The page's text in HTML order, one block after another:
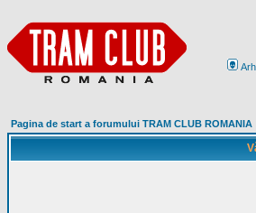
Pagina de start a forumului TRAM CLUB ROMANIA